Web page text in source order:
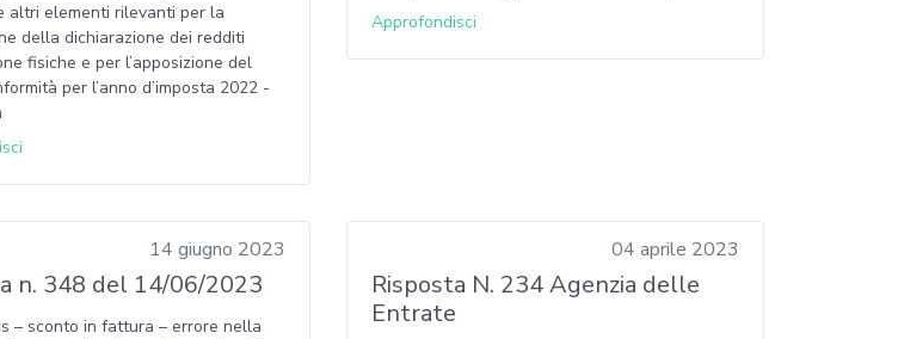
altri elementi rilevanti per la
della dichiarazione dei redditi
fisiche e per l’apposizione del
per l’anno d’imposta 2022 -
Approfondisci
14 giugno 2023
n. 348 del 14/06/2023
– sconto in fattura – errore nella
04 aprile 2023
Risposta N. 234 Agenzia delle
Entrate